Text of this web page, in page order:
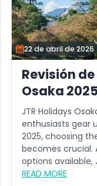
22 de abril de 2026
Revisión
Osaka
viaje
JTR Holidays
enthusiasts gear
2025, choosing
becomes crucial.
options available,
READ MORE